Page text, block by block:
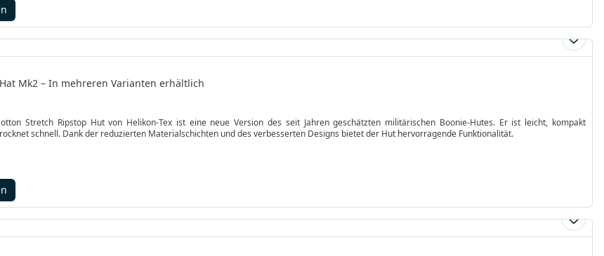
Mk2 – In mehreren Varianten erhältlich
Stretch Ripstop Hut von Helikon-Tex ist eine neue Version des seit Jahren geschätzten militärischen Boonie-Hutes. Er ist leicht, kompakt
schnell. Dank der reduzierten Materialschichten und des verbesserten Designs bietet der Hut hervorragende Funktionalität.